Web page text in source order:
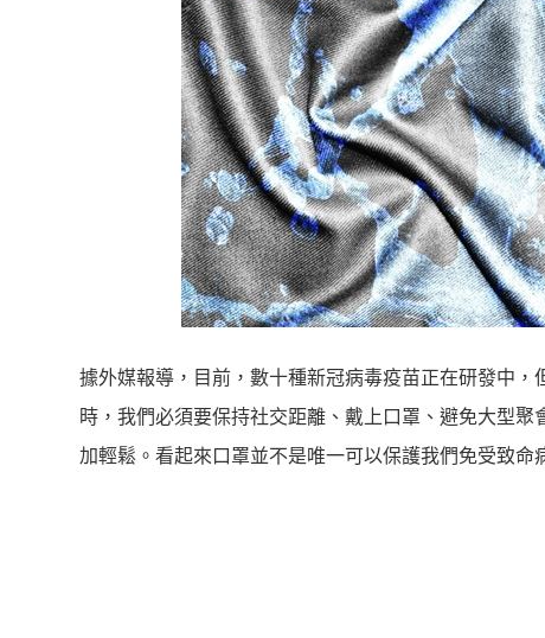
據外媒報導，目前，數十種新冠病毒疫苗正在研發中
時，我們必須要保持社交距離、戴上口罩、避免大型
加輕鬆。看起來口罩並不是唯一可以保護我們免受致命